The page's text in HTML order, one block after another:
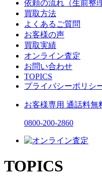
依頼の流れ（生前整
買取方法
よくあるご質問
お客様の声
買取実績
オンライン査定
お問い合わせ
TOPICS
プライバシーポリシ
お客様専用 通話料無
0800-200-2860
TOPICS